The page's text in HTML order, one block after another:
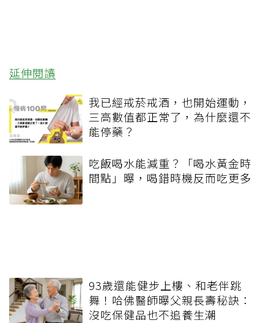
延伸閱讀
我已經戒菸戒酒，也開始運動，
三高數值都正常了，為什麼還不
能停藥？
吃飯喝水能減重？「喝水黃金時
間點」曝，喝錯時機反而吃更多
93歲還能健步上樓、和老伴跳
舞！哈佛醫師曝父親長壽秘訣：
沒吃保健品也不追養生潮